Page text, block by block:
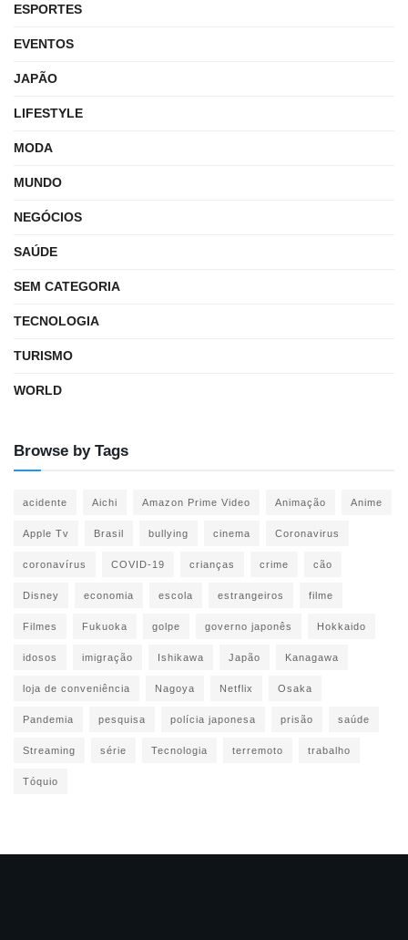
ESPORTES
EVENTOS
JAPÃO
LIFESTYLE
MODA
MUNDO
NEGÓCIOS
SAÚDE
SEM CATEGORIA
TECNOLOGIA
TURISMO
WORLD
Browse by Tags
acidente Aichi Amazon Prime Video Animação Anime
Apple Tv Brasil bullying cinema Coronavirus
coronavírus COVID-19 crianças crime cão
Disney economia escola estrangeiros filme
Filmes Fukuoka golpe governo japonês Hokkaido
idosos imigração Ishikawa Japão Kanagawa
loja de conveniência Nagoya Netflix Osaka
Pandemia pesquisa polícia japonesa prisão saúde
Streaming série Tecnologia terremoto trabalho
Tóquio